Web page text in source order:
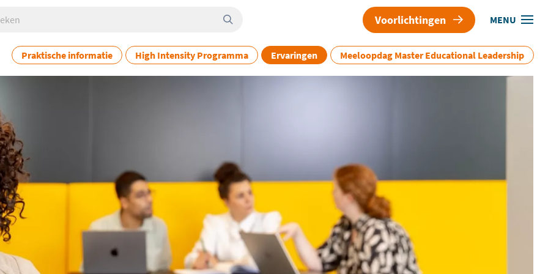
Voorlichtingen MENU
Praktische informatie High Intensity Programma Ervaringen Meeloopdag Master Educational Leadership